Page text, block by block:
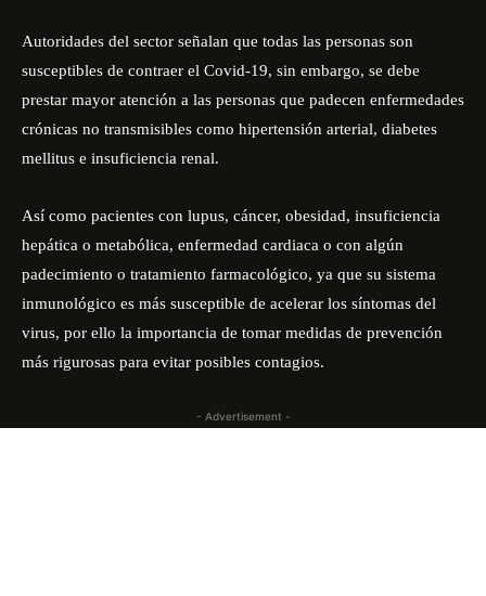
Autoridades del sector señalan que todas las personas son
susceptibles de contraer el Covid-19, sin embargo, se debe
prestar mayor atención a las personas que padecen enfermedades
crónicas no transmisibles como hipertensión arterial, diabetes
mellitus e insuficiencia renal.
Así como pacientes con lupus, cáncer, obesidad, insuficiencia
hepática o metabólica, enfermedad cardiaca o con algún
padecimiento o tratamiento farmacológico, ya que su sistema
inmunológico es más susceptible de acelerar los síntomas del
virus, por ello la importancia de tomar medidas de prevención
más rigurosas para evitar posibles contagios.
- Advertisement -